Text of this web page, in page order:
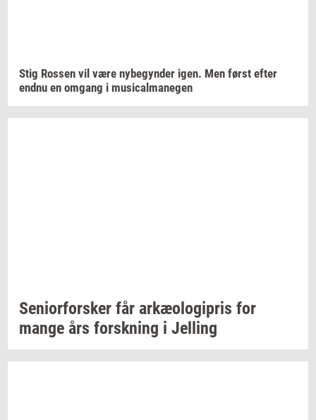
Stig Ros­sen vil være ny­be­gyn­der igen. Men først efter
endnu en om­gang i mu­si­cal­ma­ne­gen
Se­ni­o­r­for­sker får ar­kæ­o­lo­gi­pris for
mange års forsk­ning i Jel­ling